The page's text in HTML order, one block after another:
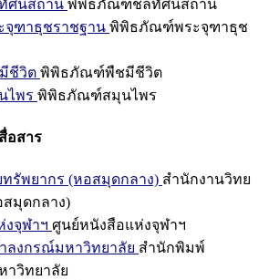
ศนสถาน พิพิธภัณฑ์ชลทัศนสถาน
ฑาธุชราชฐาน พิพิธภัณฑ์พระจุฑาธุช
ชีวิต พิพิธภัณฑ์พืชมีชีวิต
ไพร พิพิธภัณฑ์สมุนไพร
อสาร
รัพยากร (หอสมุดกลาง) สำนักงานวิทย
มุดกลาง)
จุฬาฯ ศูนย์หนังสือแห่งจุฬาฯ
ลงกรณ์มหาวิทยาลัย สำนักพิมพ์
าวิทยาลัย